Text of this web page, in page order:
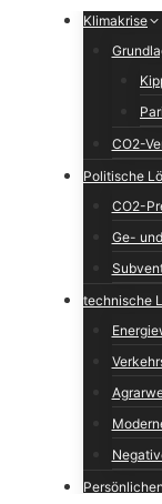
Klimakrise
CO2-
Politische
CO2-
Ge-
technische